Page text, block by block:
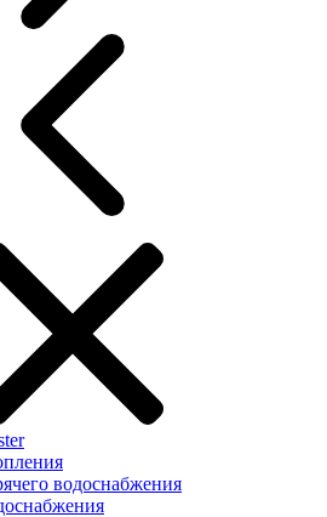
водоснабжения